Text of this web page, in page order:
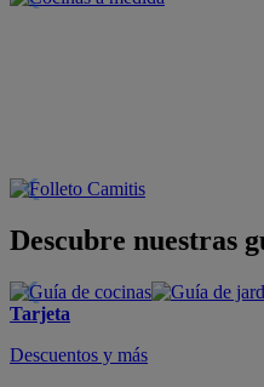
Descubre nuestras
Tarjeta
Descuentos y más